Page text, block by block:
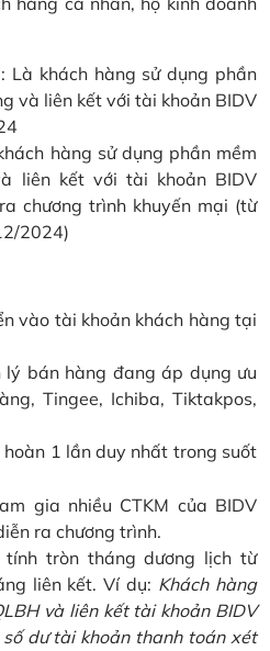
Là khách hàng sử dụng phần
và liên kết với tài khoản BIDV
hàng sử dụng phần mềm
liên kết với tài khoản BIDV
chương trình khuyến mại (từ
2024)
vào tài khoản khách hàng tại
lý bán hàng đang áp dụng ưu
Tingee, Ichiba, Tiktakpos,
hoàn 1 lần duy nhất trong suốt
gia nhiều CTKM của BIDV
ra chương trình.
tròn tháng dương lịch từ
liên kết. Ví dụ: Khách hàng
và liên kết tài khoản BIDV
dư tài khoản thanh toán xét